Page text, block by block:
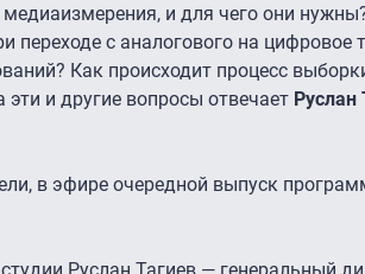
и для чего они
переходе с аналогового на цифровое
Как происходит процесс
и другие вопросы отвечает Руслан
в эфире очередной выпуск